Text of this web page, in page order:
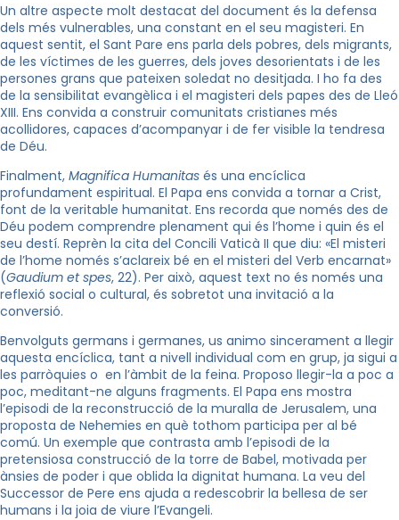
Un altre aspecte molt destacat del document és la defensa
dels més vulnerables, una constant en el seu magisteri. En
aquest sentit, el Sant Pare ens parla dels pobres, dels migrants,
de les víctimes de les guerres, dels joves desorientats i de les
persones grans que pateixen soledat no desitjada. I ho fa des
de la sensibilitat evangèlica i el magisteri dels papes des de Lleó
XIII. Ens convida a construir comunitats cristianes més
acollidores, capaces d’acompanyar i de fer visible la tendresa
de Déu.
Finalment, Magnifica Humanitas és una encíclica
profundament espiritual. El Papa ens convida a tornar a Crist,
font de la veritable humanitat. Ens recorda que només des de
Déu podem comprendre plenament qui és l’home i quin és el
seu destí. Reprèn la cita del Concili Vaticà II que diu: «El misteri
de l’home només s’aclareix bé en el misteri del Verb encarnat»
(Gaudium et spes, 22). Per això, aquest text no és només una
reflexió social o cultural, és sobretot una invitació a la
conversió.
Benvolguts germans i germanes, us animo sincerament a llegir
aquesta encíclica, tant a nivell individual com en grup, ja sigui a
les parròquies o en l’àmbit de la feina. Proposo llegir-la a poc a
poc, meditant-ne alguns fragments. El Papa ens mostra
l’episodi de la reconstrucció de la muralla de Jerusalem, una
proposta de Nehemies en què tothom participa per al bé
comú. Un exemple que contrasta amb l’episodi de la
pretensiosa construcció de la torre de Babel, motivada per
ànsies de poder i que oblida la dignitat humana. La veu del
Successor de Pere ens ajuda a redescobrir la bellesa de ser
humans i la joia de viure l’Evangeli.